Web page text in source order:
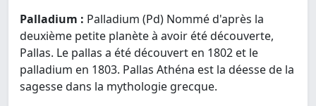
Palladium : Palladium (Pd) Nommé d'après la
deuxième petite planète à avoir été découverte,
Pallas. Le pallas a été découvert en 1802 et le
palladium en 1803. Pallas Athéna est la déesse de la
sagesse dans la mythologie grecque.